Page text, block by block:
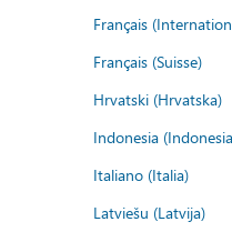
Français
Français (Suisse)
Hrvatski (Hrvatska)
Indonesia
Italiano (Italia)
Latviešu (Latvija)